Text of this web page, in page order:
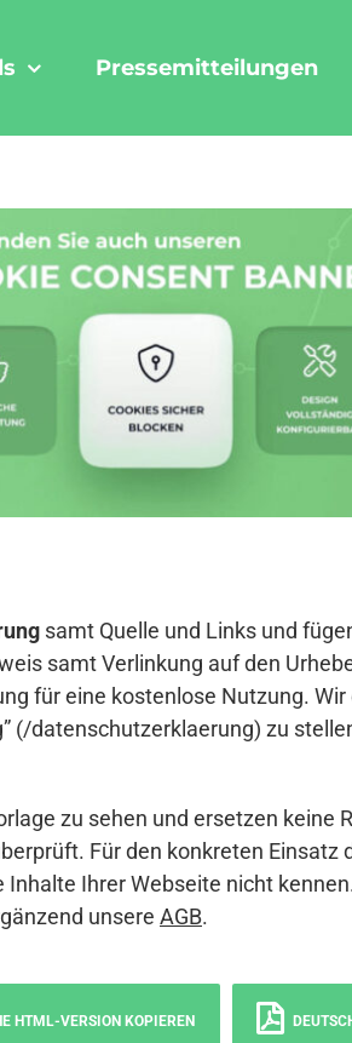
Pressemitteilungen
samt Quelle und Links und
samt Verlinkung auf den
für eine kostenlose Nutzung.
(/datenschutzerklaerung) zu
zu sehen und ersetzen keine
Für den konkreten Einsatz
Ihrer Webseite nicht
unsere AGB.
HTML-VERSION KOPIEREN